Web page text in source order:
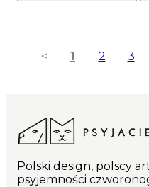
< 1 2 3
Polski design, polscy
psyjemności